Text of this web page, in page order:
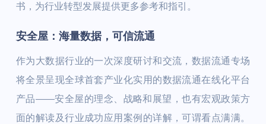
书，为行业转型发展提供更多参考和指引。
安全屋：海量数据，可信流通
作为大数据行业的一次深度研讨和交流，数据流通专场
将全景呈现全球首套产业化实用的数据流通在线化平台
产品——安全屋的理念、战略和展望，也有宏观政策方
面的解读及行业成功应用案例的详解，可谓看点满满。